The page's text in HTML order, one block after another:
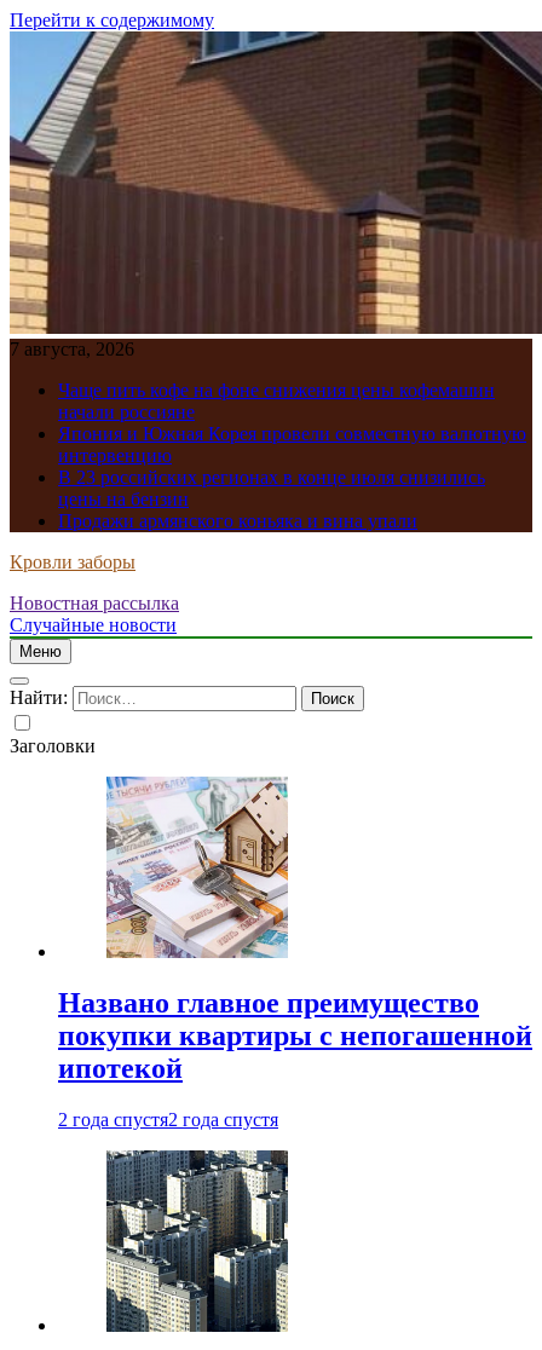
Перейти к содержимому
7 августа, 2026
Чаще пить кофе на фоне снижения цены кофемашин
начали россияне
Япония и Южная Корея провели совместную валютную
интервенцию
В 23 российских регионах в конце июля снизились
цены на бензин
Продажи армянского коньяка и вина упали
Кровли заборы
Новостная рассылка
Случайные новости
Меню
Найти:
Заголовки
Названо главное преимущество
покупки квартиры с непогашенной
ипотекой
2 года спустя2 года спустя